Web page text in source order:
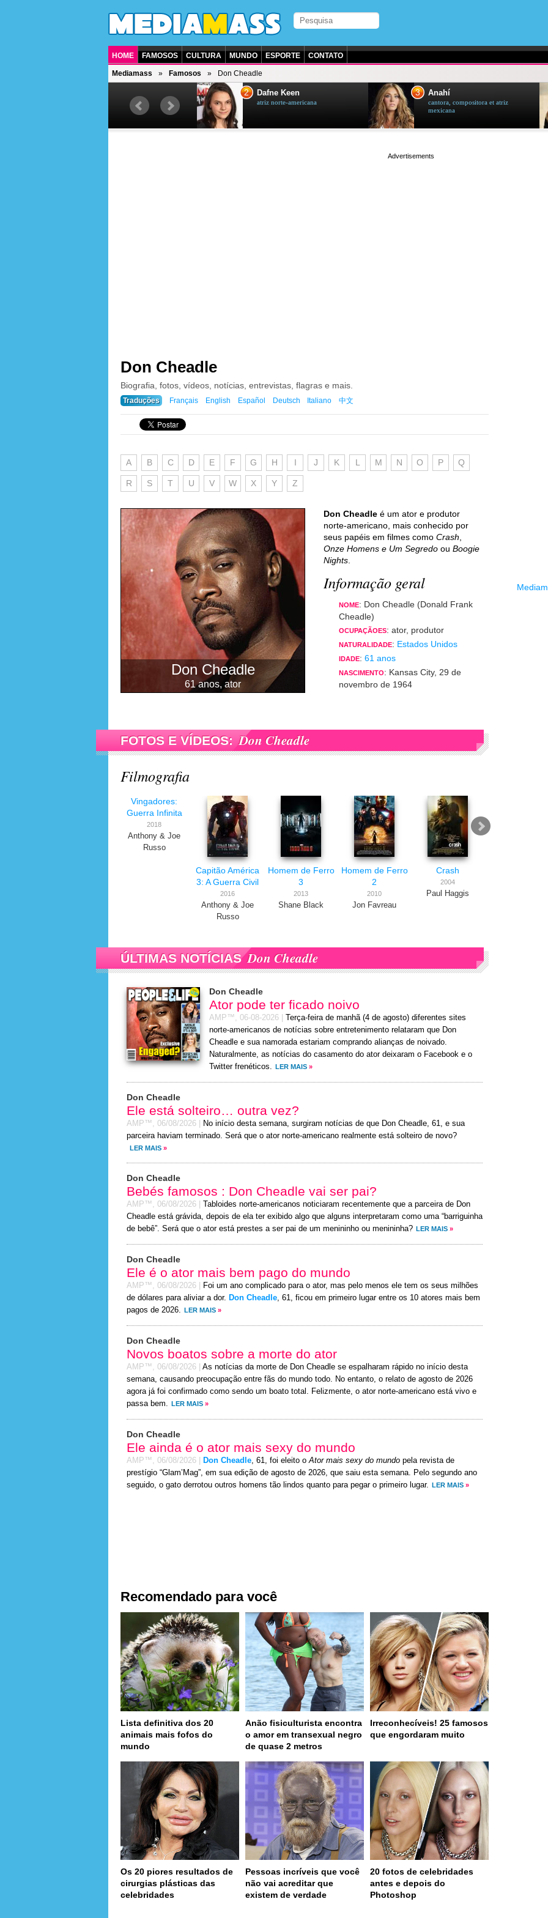
HOME FAMOSOS CULTURA MUNDO ESPORTE CONTATO
Mediamass Famosos Don Cheadle
2 Dafne Keen
atriz norte-americana
3 Anahí
cantora, compositora et atriz
mexicana
Don Cheadle
Biografia, fotos, vídeos, notícias, entrevistas, flagras e mais.
Traduções Français English Español Deutsch Italiano 中文
A B C D E F G H I J K L M N O P Q
R S T U V W X Y Z
Don Cheadle
61 anos, ator
Don Cheadle é um ator e produtor
norte-americano, mais conhecido por
seus papéis em filmes como Crash
Onze Homens e Um Segredo ou Boogie
Nights
Informação geral
NOME: Don Cheadle (Donald Frank
Cheadle)
OCUPAÇÃOES: ator, produtor
NATURALIDADE: Estados Unidos
IDADE: 61 anos
NASCIMENTO: Kansas City, 29 de
novembro de 1964
FOTOS E VÍDEOS: Don Cheadle
Filmografia
Vingadores:
Guerra Infinita
2018
Anthony & Joe
Russo
Capitão América
3: A Guerra Civil
2016
Anthony & Joe
Russo
Homem de Ferro
3
2013
Shane Black
Homem de Ferro
2
2010
Jon Favreau
Crash
2004
Paul Haggis
ÚLTIMAS NOTÍCIAS Don Cheadle
Don Cheadle
Ator pode ter ficado noivo
AMP™, 06-08-2026
Terça-feira de manhã (4 de agosto) diferentes sites
norte-americanos de notícias sobre entretenimento relataram que Don
Cheadle e sua namorada estariam comprando alianças de noivado.
Naturalmente, as notícias do casamento do ator deixaram o Facebook e o
Twitter frenéticos. LER MAIS »
Don Cheadle
Ele está solteiro… outra vez?
AMP™, 06/08/2026
No início desta semana, surgiram notícias de que Don Cheadle, 61, e sua
parceira haviam terminado. Será que o ator norte-americano realmente está solteiro de novo?
LER MAIS »
Don Cheadle
Bebés famosos : Don Cheadle vai ser pai?
AMP™, 06/08/2026
Tabloides norte-americanos noticiaram recentemente que a parceira de Don
Cheadle está grávida, depois de ela ter exibido algo que alguns interpretaram como uma “barriguinha
de bebê”. Será que o ator está prestes a ser pai de um menininho ou menininha? LER MAIS »
Don Cheadle
Ele é o ator mais bem pago do mundo
AMP™, 06/08/2026
Foi um ano complicado para o ator, mas pelo menos ele tem os seus milhões
de dólares para aliviar a dor. Don Cheadle, 61, ficou em primeiro lugar entre os 10 atores mais bem
pagos de 2026. LER MAIS »
Don Cheadle
Novos boatos sobre a morte do ator
AMP™, 06/08/2026
As notícias da morte de Don Cheadle se espalharam rápido no início desta
semana, causando preocupação entre fãs do mundo todo. No entanto, o relato de agosto de 2026
agora já foi confirmado como sendo um boato total. Felizmente, o ator norte-americano está vivo e
passa bem. LER MAIS »
Don Cheadle
Ele ainda é o ator mais sexy do mundo
AMP™, 06/08/2026 Don Cheadle, 61, foi eleito oAtor mais sexy do mundo pela revista de
prestígio “Glam’Mag”, em sua edição de agosto de 2026, que saiu esta semana. Pelo segundo ano
seguido, o gato derrotou outros homens tão lindos quanto para pegar o primeiro lugar. LER MAIS »
Recomendado para você
Lista definitiva dos 20
animais mais fofos do
mundo
Anão fisiculturista encontra
o amor em transexual negro
de quase 2 metros
Irreconhecíveis! 25 famosos
que engordaram muito
Os 20 piores resultados de
cirurgias plásticas das
celebridades
Pessoas incríveis que você
não vai acreditar que
existem de verdade
20 fotos de celebridades
antes e depois do
Photoshop